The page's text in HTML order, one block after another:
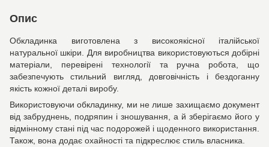
Опис
Обкладинка виготовлена з високоякісної італійської
натуральної шкіри. Для виробництва використовуються добірні
матеріали, перевірені технології та ручна робота, що
забезпечують стильний вигляд, довговічність і бездоганну
якість кожної деталі виробу.
Використовуючи обкладинку, ми не лише захищаємо документ
від забруднень, подряпин і зношування, а й зберігаємо його у
відмінному стані під час подорожей і щоденного використання.
Також, вона додає охайності та підкреслює стиль власника.